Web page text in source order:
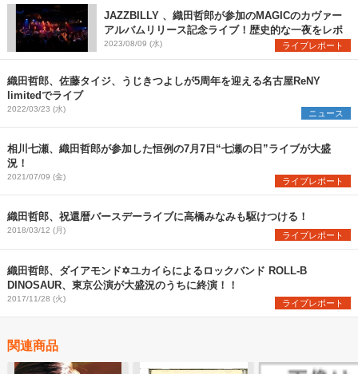
JAZZBILLY 、織田哲郎が参加のMAGICのカヴァー
アルバムリリース記念ライブ！歴史的な一夜をレポ
2023/08/09 (水) ライブレポート
織田哲郎、佐藤タイジ、うじきつよしが5周年を迎える名古屋ReNY
limitedでライブ
2022/03/23 (水) ニュース
相川七瀬、織田哲郎が参加した恒例の7月7日“七瀬の日”ライブが大盛
況！
2021/07/09 (金) ライブレポート
織田哲郎、祝還暦バースデーライブに高橋みなみも駆けつける！
2018/03/12 (月) ライブレポート
織田哲郎、ダイアモンド✡ユカイらによるロックバンド ROLL-B
DINOSAUR、東京公演が大盛況のうちに終演！！
2017/11/28 (火) ライブレポート
関連商品